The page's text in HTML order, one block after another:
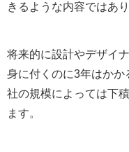
きるような内容ではあり
将来的に設計やデザイ
身に付くのに3年はか
社の規模によっては下
ます。